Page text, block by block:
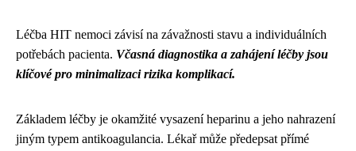
Léčba HIT nemoci závisí na závažnosti stavu a individuálních
potřebách pacienta. Včasná diagnostika a zahájení léčby jsou
klíčové pro minimalizaci rizika komplikací.
Základem léčby je okamžité vysazení heparinu a jeho nahrazení
jiným typem antikoagulancia. Lékař může předepsat přímé